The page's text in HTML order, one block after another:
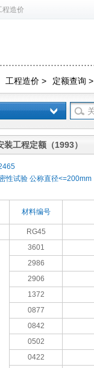
程造价
工程造价 > 定额查询 >
装工程定额（1993）
性试验 公称直径<=200mm
材料编号
RG45
3601
2986
2906
1372
0877
0842
0502
0422